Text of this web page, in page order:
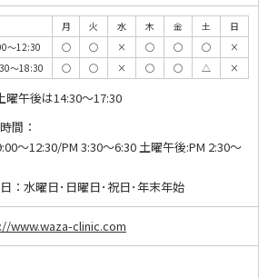
月 火 水 木 金 土
日
～12:30
◯ ◯ × ◯ ◯ ◯
×
～18:30
◯ ◯ × ◯ ◯ △ ×
午後は14:30～17:30
間：
～12:30/PM 3:30～6:30 土曜午後:PM 2:30～
： 水曜日･日曜日･祝日･年末年始
www.waza-clinic.com